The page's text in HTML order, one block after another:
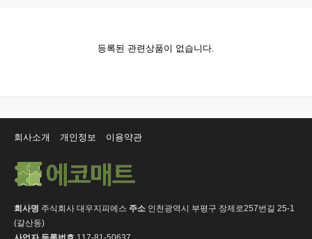
등록된 관련상품이 없습니다.
회사소개 개인정보 이용약관
회사명 주식회사 대우지피에스 주소 인천광역시 부평구 장제로257번길 25-1
(갈산동)